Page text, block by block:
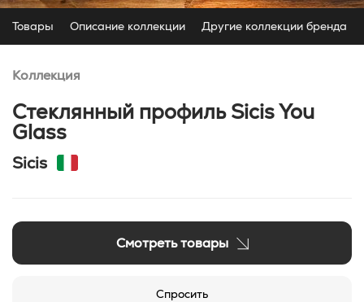
Товары Описание коллекции Другие коллекции бренда
Коллекция
Стеклянный профиль Sicis You
Glass
Sicis
Смотреть товары
Спросить